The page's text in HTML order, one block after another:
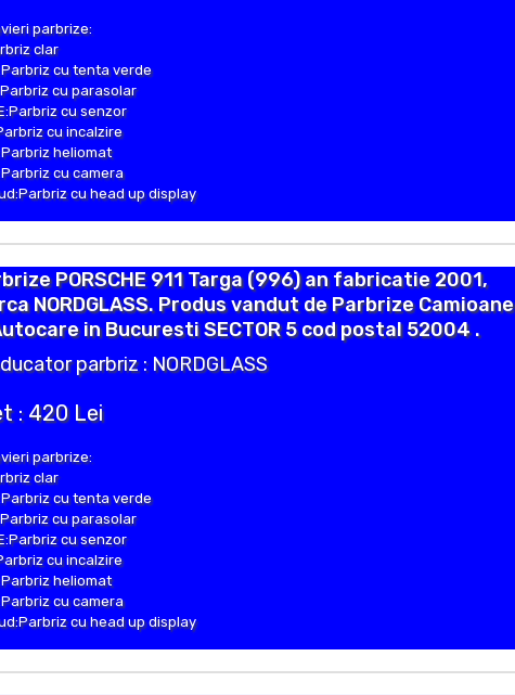
parbrize:
clar
cu tenta verde
cu parasolar
cu senzor
cu incalzire
heliomat
cu camera
cu head up display
PORSCHE 911 Targa (996) an fabricatie 2001,
NORDGLASS. Produs vandut de Parbrize Camioane
in Bucuresti SECTOR 5 cod postal 52004 .
parbriz : NORDGLASS
: 420 Lei
parbrize:
clar
cu tenta verde
cu parasolar
cu senzor
cu incalzire
heliomat
cu camera
cu head up display